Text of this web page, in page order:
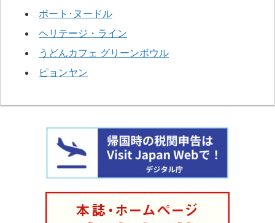
ボート･ヌードル
ヘリテージ・ライン
うどんカフェ グリーンボウル
ピョンヤン